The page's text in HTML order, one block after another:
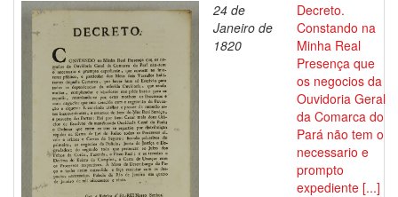
24 de
Janeiro de
1820
Decreto.
Constando na
Minha Real
Presença que
os negocios da
Ouvidoria Geral
da Comarca do
Pará não tem o
necessario e
prompto
expediente [...]